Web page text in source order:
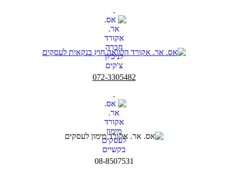
.
072-3305482
.
08-8507531